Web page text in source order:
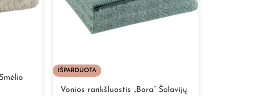
IŠPARDUOTA
Vonios rankšluostis „Bora“ Šalavijų